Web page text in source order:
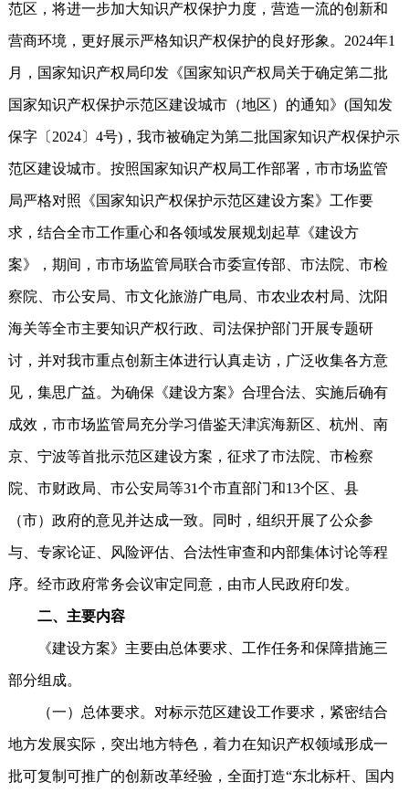
范区，将进一步加大知识产权保护力度，营造一流的创新和
营商环境，更好展示严格知识产权保护的良好形象。2024年1
月，国家知识产权局印发《国家知识产权局关于确定第二批
国家知识产权保护示范区建设城市（地区）的通知》(国知发
保字〔2024〕4号)，我市被确定为第二批国家知识产权保护示
范区建设城市。按照国家知识产权局工作部署，市市场监管
局严格对照《国家知识产权保护示范区建设方案》工作要
求，结合全市工作重心和各领域发展规划起草《建设方
案》，期间，市市场监管局联合市委宣传部、市法院、市检
察院、市公安局、市文化旅游广电局、市农业农村局、沈阳
海关等全市主要知识产权行政、司法保护部门开展专题研
讨，并对我市重点创新主体进行认真走访，广泛收集各方意
见，集思广益。为确保《建设方案》合理合法、实施后确有
成效，市市场监管局充分学习借鉴天津滨海新区、杭州、南
京、宁波等首批示范区建设方案，征求了市法院、市检察
院、市财政局、市公安局等31个市直部门和13个区、县
（市）政府的意见并达成一致。同时，组织开展了公众参
与、专家论证、风险评估、合法性审查和内部集体讨论等程
序。经市政府常务会议审定同意，由市人民政府印发。
二、主要内容
《建设方案》主要由总体要求、工作任务和保障措施三
部分组成。
（一）总体要求。对标示范区建设工作要求，紧密结合
地方发展实际，突出地方特色，着力在知识产权领域形成一
批可复制可推广的创新改革经验，全面打造“东北标杆、国内